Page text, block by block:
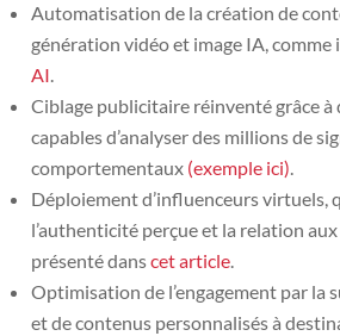
Automatisation de la création de
génération vidéo et image IA, comme
AI.
Ciblage publicitaire réinventé grâce à
capables d’analyser des millions de
comportementaux (exemple ici).
Déploiement d’influenceurs virtuels,
l’authenticité perçue et la relation
présenté danscet article.
Optimisation de l’engagement par la
et de contenus personnalisés à